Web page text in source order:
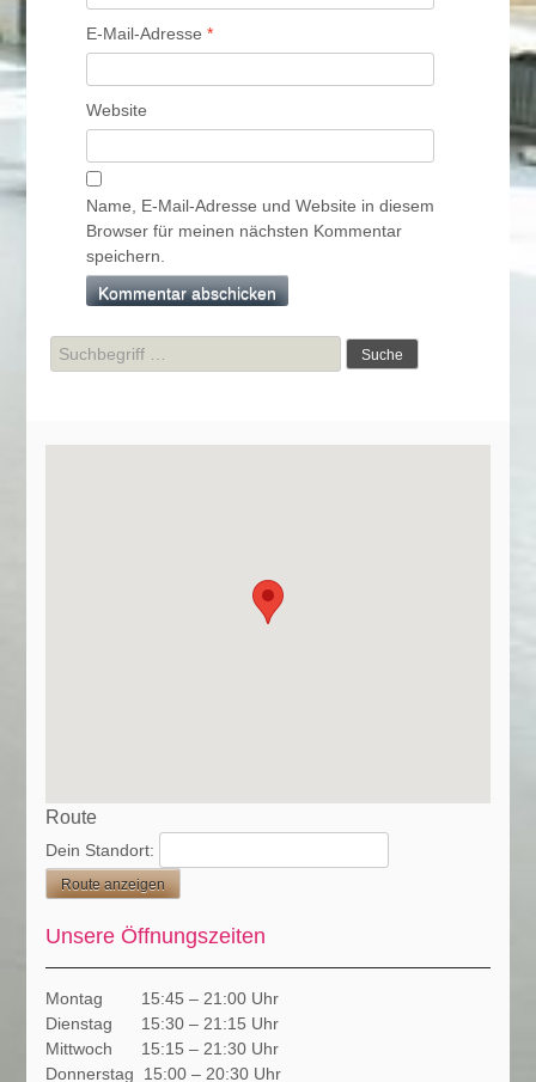
E-Mail-Adresse*
Website
Name, E-Mail-Adresse und Website in diesem
Browser für meinen nächsten Kommentar
speichern.
Suche
nach:
Route
Dein Standort:
Unsere Öffnungszeiten
Montag 15:45 – 21:00 Uhr
Dienstag 15:30 – 21:15 Uhr
Mittwoch 15:15 – 21:30 Uhr
Donnerstag 15:00 – 20:30 Uhr